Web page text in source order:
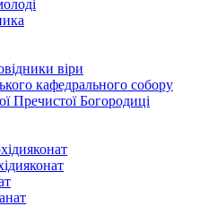
віри
кафедрального собору
Пречистої Богородиці